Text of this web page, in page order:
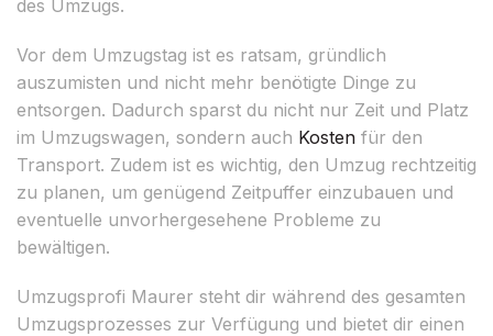
des Umzugs.
Vor dem Umzugstag ist es ratsam, gründlich
auszumisten und nicht mehr benötigte Dinge zu
entsorgen. Dadurch sparst du nicht nur Zeit und Platz
im Umzugswagen, sondern auch Kosten für den
Transport. Zudem ist es wichtig, den Umzug rechtzeitig
zu planen, um genügend Zeitpuffer einzubauen und
eventuelle unvorhergesehene Probleme zu
bewältigen.
Umzugsprofi Maurer steht dir während des gesamten
Umzugsprozesses zur Verfügung und bietet dir einen